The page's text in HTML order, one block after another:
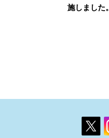
施しました。